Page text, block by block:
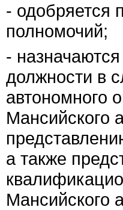
- одобряется
полномочий;
-
должности в
автономного
Мансийского
а также
Мансийского